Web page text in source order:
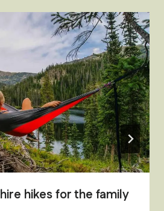
hikes for the family